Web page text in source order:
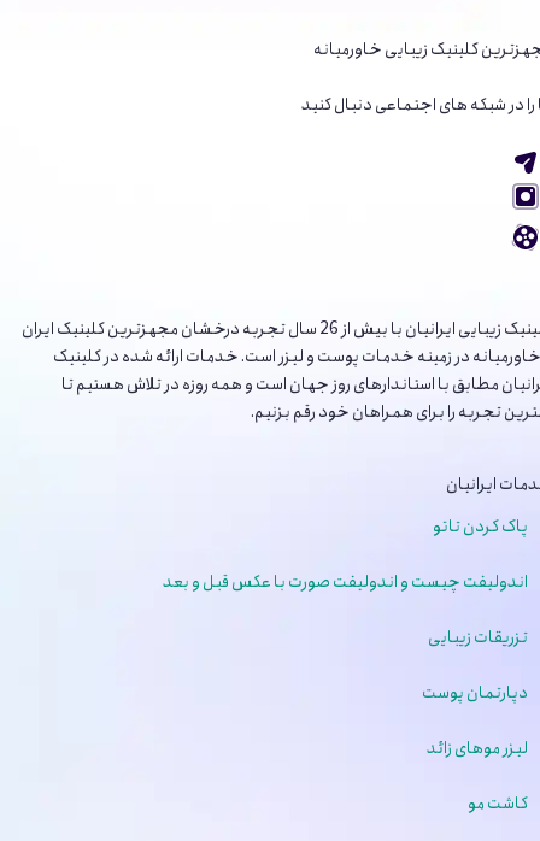
مجهزترین کلینیک زیبایی خاورمیانه
ما را در شبکه های اجتماعی دنبال کنید
کلینیک‌ زیبایی ایرانیان با بیش از 26 سال تجربه درخشان مجهزترین کلینیک ایران
و خاورمیانه در زمینه خدمات پوست و لیزر است. خدمات ارائه شده در کلینیک
ایرانیان مطابق با استاندارهای روز جهان است و همه روزه در تلاش هستیم تا
بهترین تجربه را برای همراهان خود رقم بزنیم.
خدمات ایرانیان
پاک کردن تاتو
اندولیفت چیست و اندولیفت صورت با عکس قبل و بعد
تزریقات زیبایی
دپارتمان پوست
لیزر موهای زائد
کاشت مو